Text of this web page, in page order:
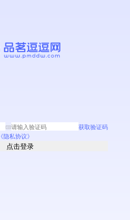
获取验证码
《隐私协议》
点击登录